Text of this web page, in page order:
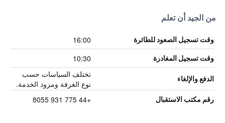
من الجيد أن تعلم
وقت تسجيل الصعود للطائرة 16:00
وقت تسجيل المغادرة 10:30
الدفع والإلغاء
تختلف السياسات حسب
نوع الغرفة ومزود الخدمة.
رقم مكتب الاستقبال +44 775 931 8055